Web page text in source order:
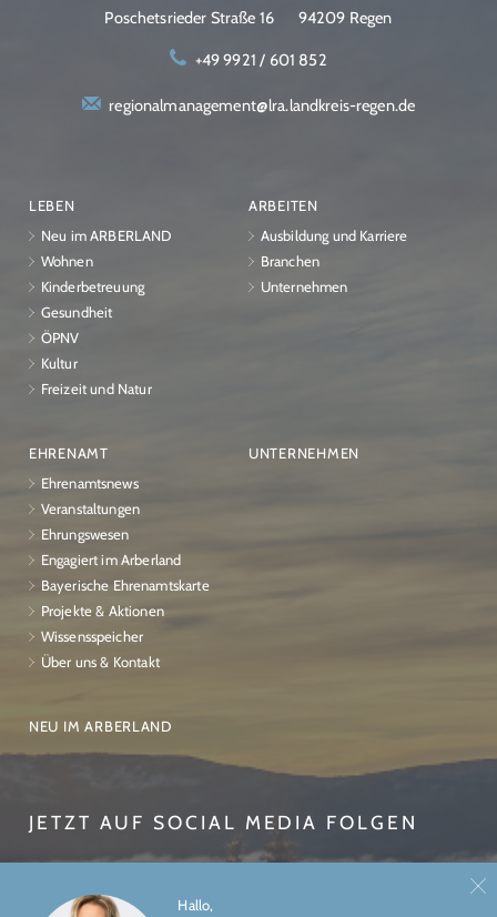
Hallo,
Poschetsrieder Straße 16
94209 Regen
+49 9921 / 601 852
regionalmanagement@lra.landkreis-regen.de
LEBEN
Neu im ARBERLAND
Wohnen
Kinderbetreuung
Gesundheit
ÖPNV
Kultur
Freizeit und Natur
ARBEITEN
Ausbildung und Karriere
Branchen
Unternehmen
EHRENAMT
Ehrenamtsnews
Veranstaltungen
Ehrungswesen
Engagiert im Arberland
Bayerische Ehrenamtskarte
Projekte & Aktionen
Wissensspeicher
Über uns & Kontakt
UNTERNEHMEN
NEU IM ARBERLAND
JETZT AUF SOCIAL MEDIA FOLGEN